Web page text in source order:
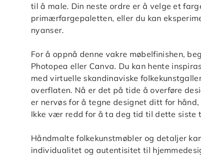
til å male. Din neste ordre er å velge et
primærfargepaletten, eller du kan
nyanser.
For å oppnå denne vakre møbelfinishen,
Photopea eller Canva. Du kan hente
med virtuelle skandinaviske
overflaten. Nå er det på tide å overføre
er nervøs for å tegne designet ditt for
Ikke vær redd for å ta deg tid til dette siste
Håndmalte folkekunstmøbler og detaljer
individualitet og autentisitet til